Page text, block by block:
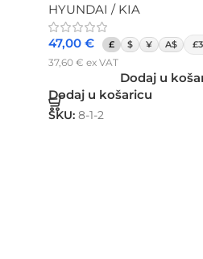
HYUNDAI / KIA
47,00 € £ $ ¥ A$
37,60 € ex VAT
Dodaj u
Dodaj u košaricu
SKU: 8-1-2